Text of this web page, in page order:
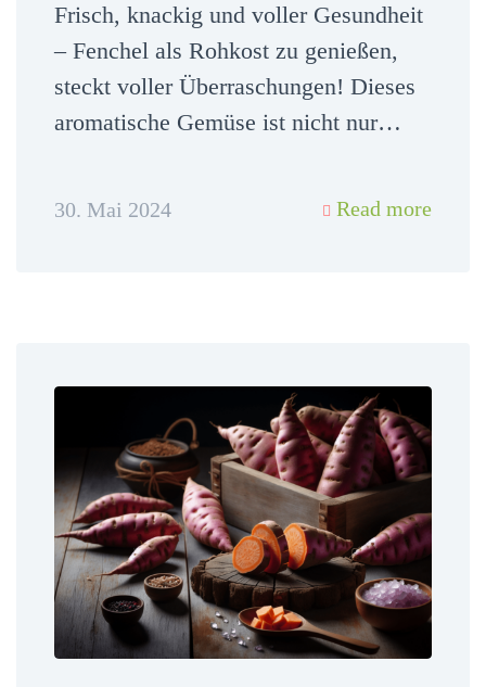
Frisch, knackig und voller Gesundheit
– Fenchel als Rohkost zu genießen,
steckt voller Überraschungen! Dieses
aromatische Gemüse ist nicht nur…
30. Mai 2024 Read more